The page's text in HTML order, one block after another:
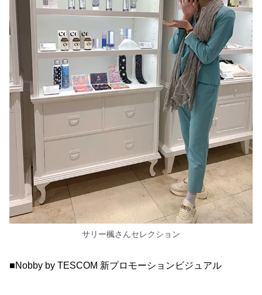
サリー楓さんセレクション
■Nobby by TESCOM 新プロモーションビジュアル